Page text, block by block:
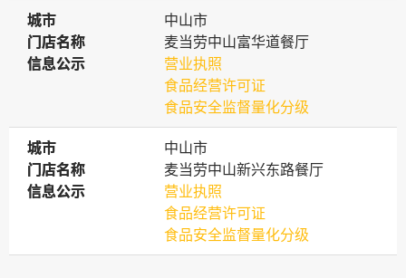
城市
城市
中山市
门店名称
门店名称
麦当劳中山富华道餐厅
信息公示
信息公示
营业执照
食品经营许可证
食品安全监督量化分级
城市
城市
中山市
门店名称
门店名称
麦当劳中山新兴东路餐厅
信息公示
信息公示
营业执照
食品经营许可证
食品安全监督量化分级